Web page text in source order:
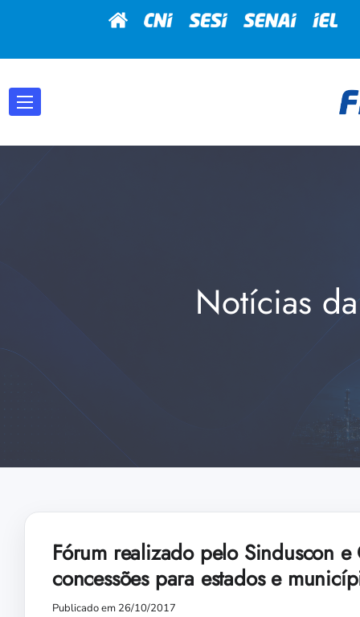
Notícias
Fórum realizado pelo Sinduscon e
concessões para estados e
Publicado em 26/10/2017